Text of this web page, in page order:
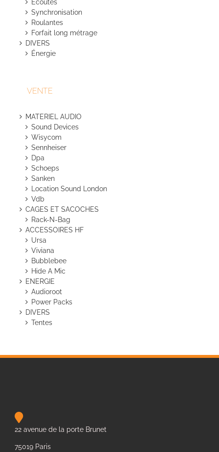
Écoutes
Synchronisation
Roulantes
Forfait long métrage
DIVERS
Énergie
VENTE
MATERIEL AUDIO
Sound Devices
Wisycom
Sennheiser
Dpa
Schoeps
Sanken
Location Sound London
Vdb
CAGES ET SACOCHES
Rack-N-Bag
ACCESSOIRES HF
Ursa
Viviana
Bubblebee
Hide A Mic
ENERGIE
Audioroot
Power Packs
DIVERS
Tentes
22 avenue de la porte Brunet
75019 Paris